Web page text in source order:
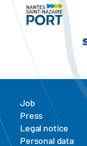
Job
Press
Legal notice
Personal data